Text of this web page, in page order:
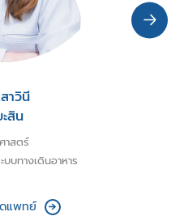
าวินี
สิน
าสตร์
บบทางเดินอาหาร
ดแพทย์